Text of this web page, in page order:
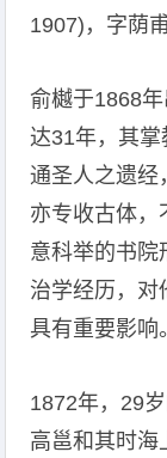
1907)，字荫
俞樾于1868
达31年，其
通圣人之遗经
亦专收古体，
意科举的书院
治学经历，对
具有重要影响
1872年，29
高邕和其时海